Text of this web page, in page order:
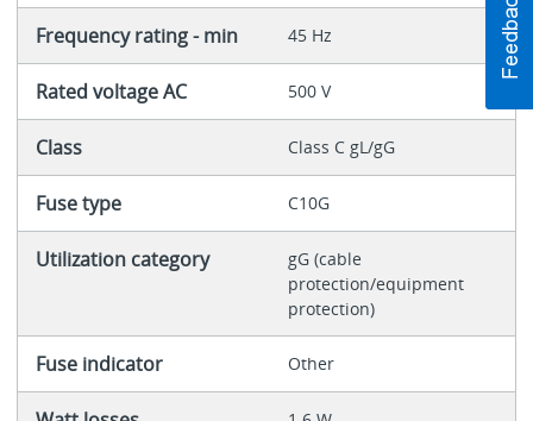
Frequency rating - min 45 Hz
Rated voltage AC 500 V
Class Class C gL/gG
Fuse type C10G
Utilization category
gG (cable
protection/equipment
protection)
Fuse indicator Other